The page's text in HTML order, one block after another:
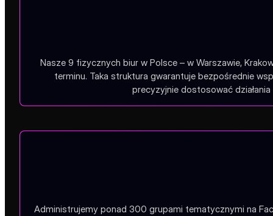
Nasze 9 fizycznych biur w Polsce – w Warszawie,
terminu. Taka struktura gwarantuje bezpośrednie
precyzyjnie dostosować
Administrujemy ponad 300 grupami tematycznymi na